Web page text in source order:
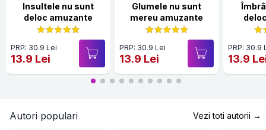
Insultele nu sunt
deloc amuzante
PRP: 30.9 Lei
13.9 Lei
Glumele nu sunt
mereu amuzante
PRP: 30.9 Lei
13.9 Lei
PRP: 30.9
13.9
Autori populari Vezi toti autorii →